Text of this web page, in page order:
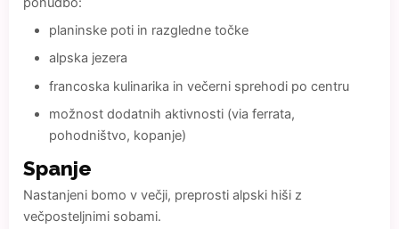
planinske poti in razgledne točke
alpska jezera
francoska kulinarika in večerni sprehodi po centru
možnost dodatnih aktivnosti (via ferrata,
pohodništvo, kopanje)
Spanje
Nastanjeni bomo v večji, preprosti alpski hiši z
večposteljnimi sobami.